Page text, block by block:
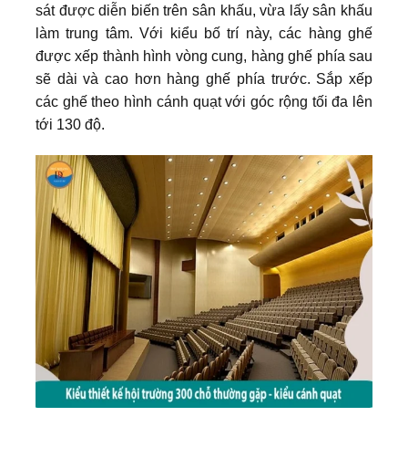
sát được diễn biến trên sân khấu, vừa lấy sân khấu
làm trung tâm. Với kiểu bố trí này, các hàng ghế
được xếp thành hình vòng cung, hàng ghế phía sau
sẽ dài và cao hơn hàng ghế phía trước. Sắp xếp
các ghế theo hình cánh quạt với góc rộng tối đa lên
tới 130 độ.